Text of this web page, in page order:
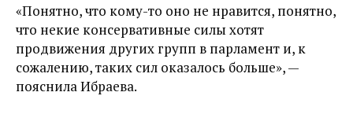
«Понятно, что кому-то оно не нравится, понятно,
что некие консервативные силы хотят
продвижения других групп в парламент и, к
сожалению, таких сил оказалось больше», —
пояснила Ибраева.